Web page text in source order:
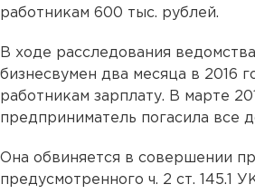
работникам 600 тыс. рублей.
В ходе расследования
бизнесвумен два месяца в 2016
работникам зарплату. В марте
предприниматель погасила все
Она обвиняется в совершении
предусмотренного ч. 2 ст. 145.1